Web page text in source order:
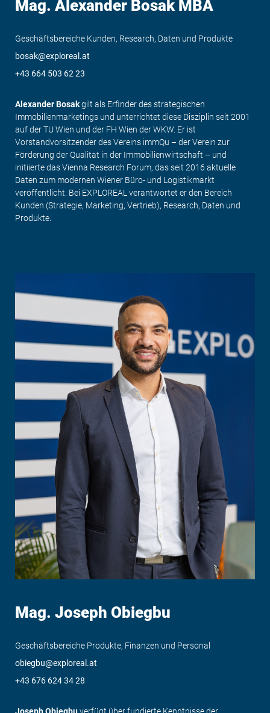
Mag. Alexander Bosak MBA
Geschäftsbereiche Kunden, Research, Daten und Produkte
bosak@exploreal.at
+43 664 503 62 23
Alexander Bosakgilt als Erfinder des strategischen
Immobilienmarketings und unterrichtet diese Disziplin seit 2001
auf der TU Wien und der FH Wien der WKW. Er ist
Vorstandvorsitzender des Vereins immQu – der Verein zur
Förderung der Qualität in der Immobilienwirtschaft – und
initiierte das Vienna Research Forum, das seit 2016 aktuelle
Daten zum modernen Wiener Büro- und Logistikmarkt
veröffentlicht. Bei EXPLOREAL verantwortet er den Bereich
Kunden (Strategie, Marketing, Vertrieb), Research, Daten und
Produkte.
Mag. Joseph Obiegbu
Geschäftsbereiche Produkte, Finanzen und Personal
obiegbu@exploreal.at
+43 676 624 34 28